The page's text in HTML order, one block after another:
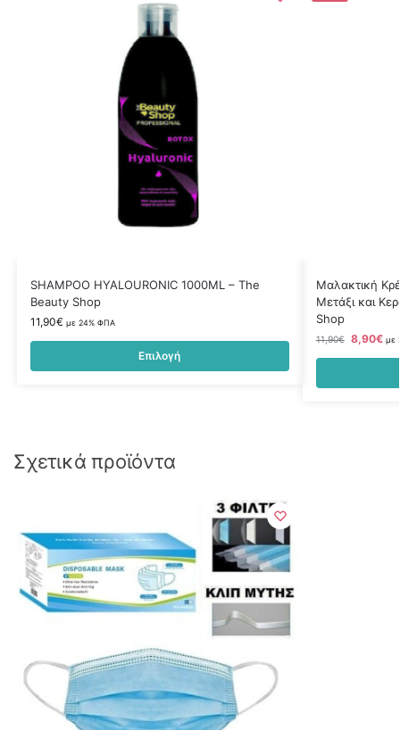
SHAMPOO HYALOURONIC 1000ML – The
Beauty Shop
11,90€ με 24% ΦΠΑ
Επιλογή
Μαλακτική
Μετάξι και
Shop
11,90€ 8,90€ με
Σχετικά προϊόντα